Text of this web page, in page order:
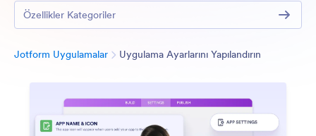
Jotform Uygulamalar Uygulama Ayarlarını Yapılandırın
Özellikler Kategoriler